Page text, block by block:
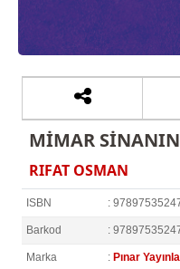
MİMAR
RIFAT OSMAN
ISBN :
Barkod :
Marka : Pınar